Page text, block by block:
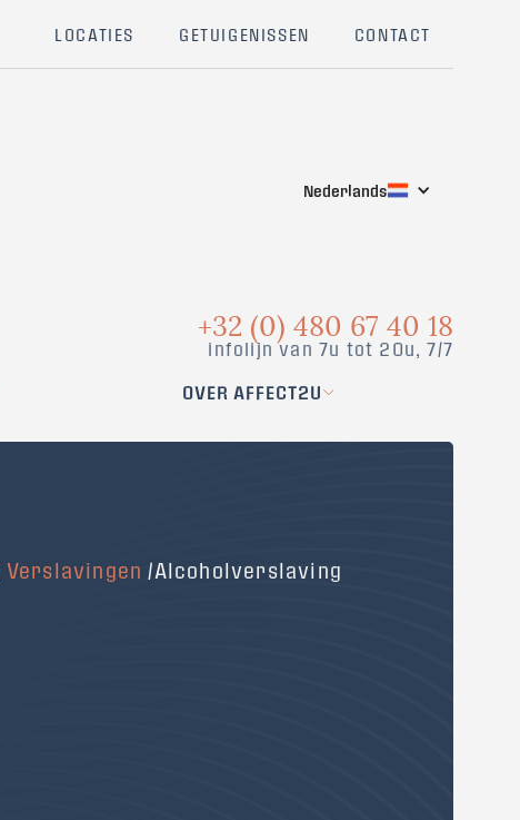
LOCATIES GETUIGENISSEN CONTACT
Nederlands
+32 (0) 480 67 40 18
infolijn van 7u tot 20u, 7/7
OVER AFFECT2U
Verslavingen /Alcoholverslaving